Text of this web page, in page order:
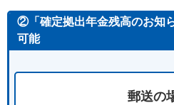
②「確定拠出年金残高のお知
可能
郵送の